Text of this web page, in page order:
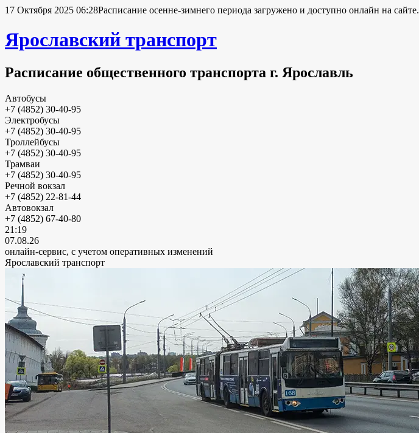
17 Октября 2025 06:28Расписание осенне-зимнего периода загружено и доступно онлайн на сайте.
Ярославский транспорт
Расписание общественного транспорта г. Ярославль
Автобусы
+7 (4852) 30-40-95
Электробусы
+7 (4852) 30-40-95
Троллейбусы
+7 (4852) 30-40-95
Трамваи
+7 (4852) 30-40-95
Речной вокзал
+7 (4852) 22-81-44
Автовокзал
+7 (4852) 67-40-80
21:19
07.08.26
онлайн-сервис, с учетом оперативных изменений
Ярославский транспорт